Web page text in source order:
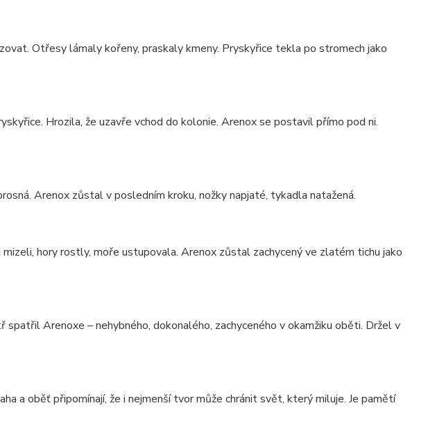
Otřesy lámaly kořeny, praskaly kmeny. Pryskyřice tekla po stromech jako
Hrozila, že uzavře vchod do kolonie. Arenox se postavil přímo pod ni.
Arenox zůstal v posledním kroku, nožky napjaté, tykadla natažená.
hory rostly, moře ustupovala. Arenox zůstal zachycený ve zlatém tichu jako
spatřil Arenoxe – nehybného, dokonalého, zachyceného v okamžiku oběti. Držel v
a oběť připomínají, že i nejmenší tvor může chránit svět, který miluje. Je pamětí